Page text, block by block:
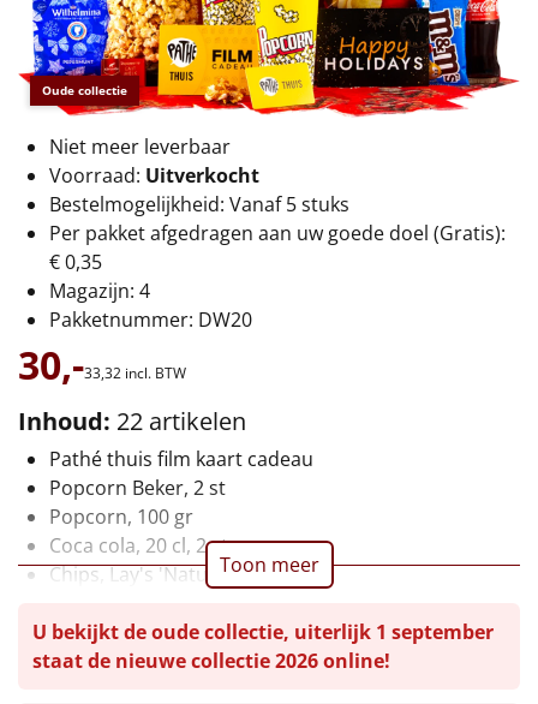
Alle kerstpakketten 2026
Thema
Origineel
Rituals
Luxe
Mannen
Vrouwen
Duurzaam
Leuke
Goedkope
Uniek
Oude collectie
Niet meer leverbaar
Voorraad: Uitverkocht
Bestelmogelijkheid: Vanaf 5 stuks
Per pakket afgedragen aan uw goede doel (Gratis):
€ 0,35
Magazijn: 4
Pakketnummer: DW20
30,-33,32 incl. BTW
Inhoud: 22 artikelen
Pathé thuis film kaart cadeau
Popcorn Beker, 2 st
Popcorn, 100 gr
Coca cola, 20 cl, 2 st
Chips, Lay's 'Naturel', 100 gr
Brezels, 70 gr
Haribo Starmix, 75 gr
Toon meer
U bekijkt de oude collectie, uiterlijk 1 september
staat de nieuwe collectie 2026 online!